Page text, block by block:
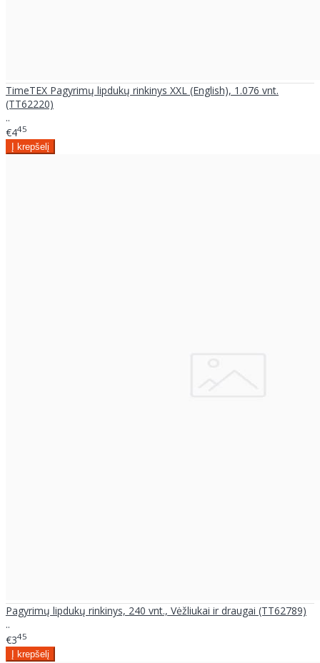
TimeTEX Pagyrimų lipdukų rinkinys XXL (English), 1.076 vnt.
(TT62220)
..
€445
Pagyrimų lipdukų rinkinys, 240 vnt., Vėžliukai ir draugai (TT62789)
..
€345